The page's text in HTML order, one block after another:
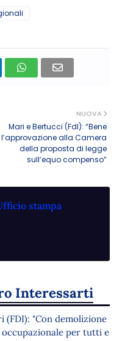
NUOVA
Mari e Bertucci (FdI): “Bene
l’approvazione alla Camera
della proposta di legge
sull’equo compenso”
stampa
Interessarti
(FDI): "Con demolizione
per tutti e